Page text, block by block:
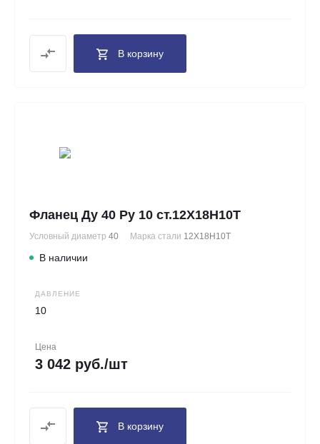
В корзину
Фланец Ду 40 Ру 10 ст.12Х18Н10Т
Условный диаметр 40 Марка стали 12Х18Н10Т
В наличии
ДАВЛЕНИЕ
10
Цена
3 042 руб./шт
В корзину